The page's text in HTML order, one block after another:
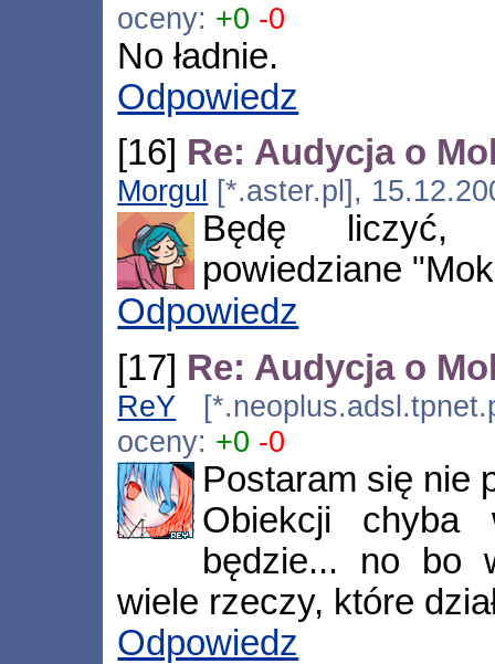
oceny: +0 -0
No ładnie.
Odpowiedz
[16] Re: Audycja o
Morgul [*.aster.pl],
Będę
powiedziane
Odpowiedz
[17] Re: Audycja o
ReY
oceny: +0 -0
Postaram się nie
Obiekcji
będzie... no bo
wiele rzeczy, które
Odpowiedz